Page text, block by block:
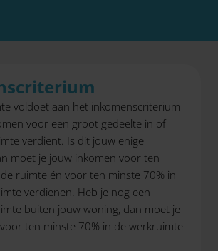
voldoet aan het inkomenscriterium
voor een groot gedeelte in of
verdient. Is dit jouw enige
moet je jouw inkomen voor ten
ruimte én voor ten minste 70% in
verdienen. Heb je nog een
buiten jouw woning, dan moet je
ten minste 70% in de werkruimte